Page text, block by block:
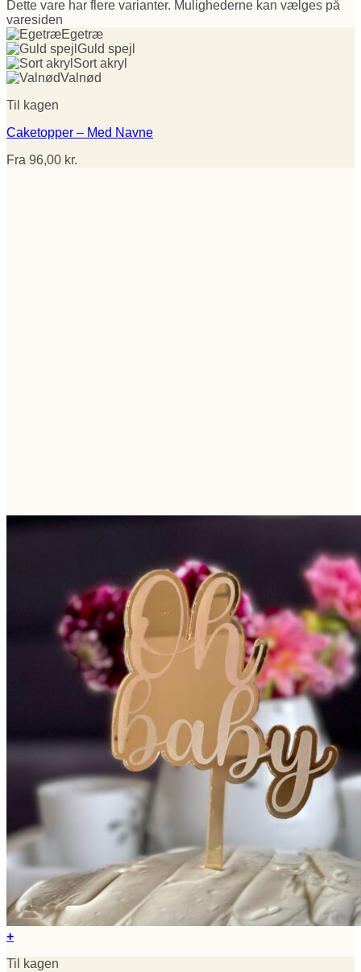
Dette vare har flere varianter. Mulighederne kan vælges på
varesiden
Egetræ
Guld spejl
Sort akryl
Valnød
Til kagen
Caketopper – Med Navne
Fra 96,00 kr.
+
Til kagen